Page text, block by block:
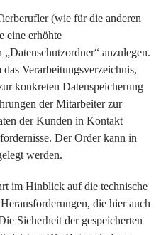
(wie für die anderen
eine erhöhte
anzulegen.
Verarbeitungsverzeichnis,
konkreten Datenspeicherung
der Mitarbeiter zur
der Kunden in Kontakt
Der Order kann in
werden.
im Hinblick auf die technische
die hier auch
Sicherheit der gespeicherten